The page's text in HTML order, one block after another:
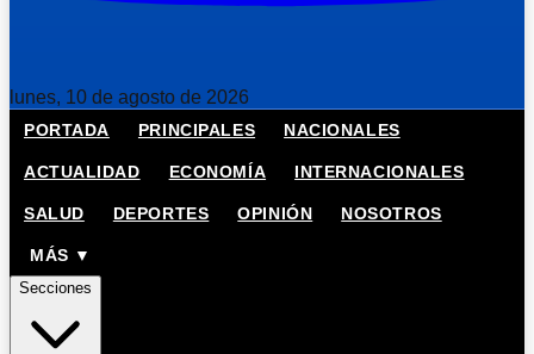
lunes, 10 de agosto de 2026
PORTADA PRINCIPALES NACIONALES
ACTUALIDAD ECONOMÍA INTERNACIONALES
SALUD DEPORTES OPINIÓN NOSOTROS
MÁS ▼
Secciones